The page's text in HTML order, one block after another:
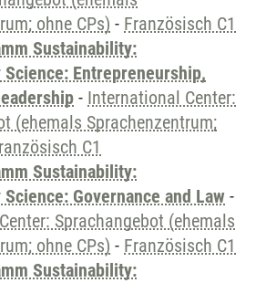
ohne CPs) - Französisch C1
Sustainability:
Entrepreneurship,
- International Center:
(ehemals Sprachenzentrum;
C1
Sustainability:
Governance and Law -
Sprachangebot (ehemals
ohne CPs) - Französisch C1
Sustainability: